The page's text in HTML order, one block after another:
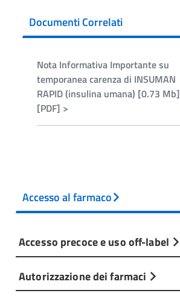
Documenti Correlati
Nota Informativa Importante su
temporanea carenza di INSUMAN
RAPID (insulina umana) [0.73 Mb]
[PDF] >
Accesso al farmaco
Accesso precoce e uso off-label
Autorizzazione dei farmaci